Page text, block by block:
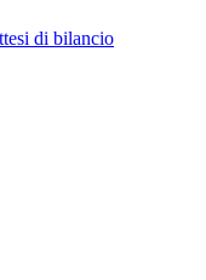
di bilancio